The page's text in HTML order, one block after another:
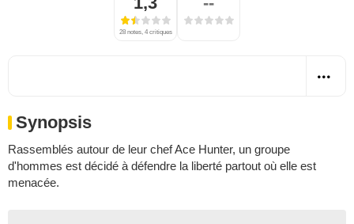
28 notes, 4 critiques
Synopsis
Rassemblés autour de leur chef Ace Hunter, un groupe
d'hommes est décidé à défendre la liberté partout où elle est
menacée.